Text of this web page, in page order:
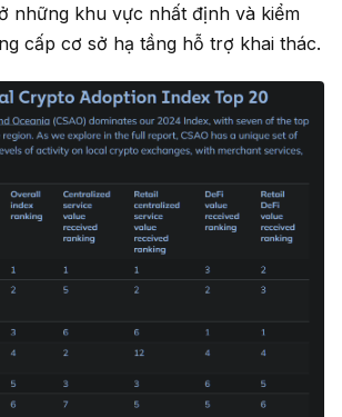
những khu vực nhất định và kiểm
cấp cơ sở hạ tầng hỗ trợ khai thác.